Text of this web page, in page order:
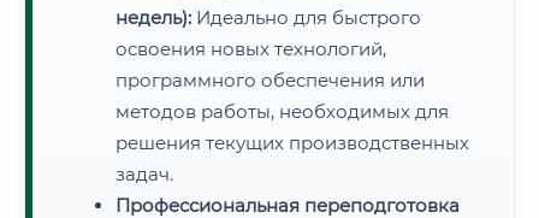
недель): Идеально для быстрого
освоения новых технологий,
программного обеспечения или
методов работы, необходимых для
решения текущих производственных
задач.
Профессиональная переподготовка